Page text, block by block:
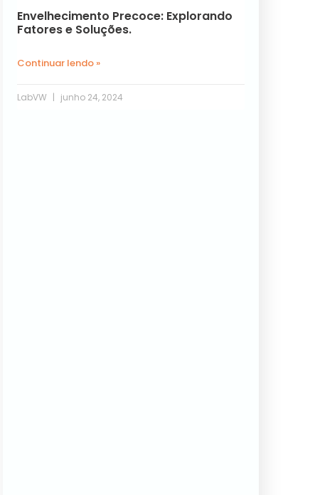
Envelhecimento Precoce: Explorando
Fatores e Soluções.
Continuar lendo »
LabVW junho 24, 2024